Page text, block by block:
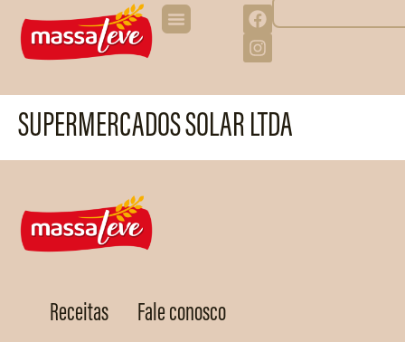
SUPERMERCADOS SOLAR LTDA
Receitas Fale conosco